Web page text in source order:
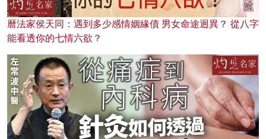
曆法家侯天同：遇到多少感情姻緣債 男女命途迥異？ 從八字
能看透你的七情六欲？